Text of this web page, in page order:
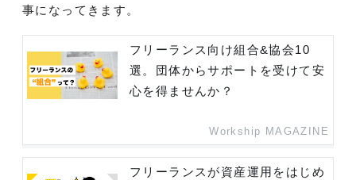
事になってきます。
フリーランス向け組合&協会10
選。団体からサポートを受けて安
心を得ませんか？
Workship MAGAZINE
フリーランスが資産運用をはじめ